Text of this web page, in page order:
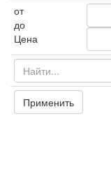
от
до
Цена
Применить